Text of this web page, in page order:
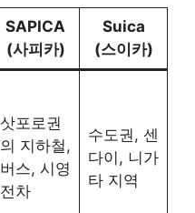
SAPICA
(사피카)
Suica
(스이카)
삿포로권
의 지하철,
버스, 시영
전차
수도권, 센
다이, 니가
타 지역